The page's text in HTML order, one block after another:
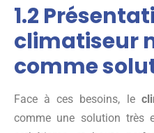
1.2
climatiseur
comme
Face à ces besoins, le
comme une solution très